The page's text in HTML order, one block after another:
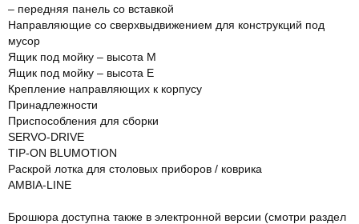
– передняя панель со вставкой
Направляющие со сверхвыдвижением для конструкций под
мусор
Ящик под мойку – высота M
Ящик под мойку – высота E
Крeплeниe направляющих к корпусу
Принадлежности
Приспособления для сборки
SERVO-DRIVE
TIP-ON BLUMOTION
Раскрой лотка для столовых приборов / коврика
AMBIA-LINE
Брошюра доступна также в электронной версии (смотри раздел